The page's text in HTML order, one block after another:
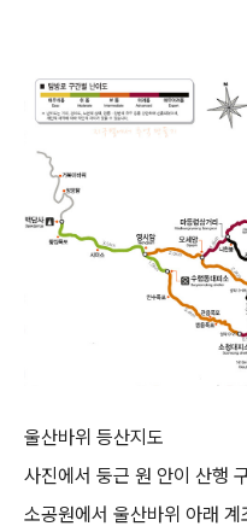
울산바위 등산지도
사진에서 둥근 원 안이 산행
소공원에서 울산바위 아래